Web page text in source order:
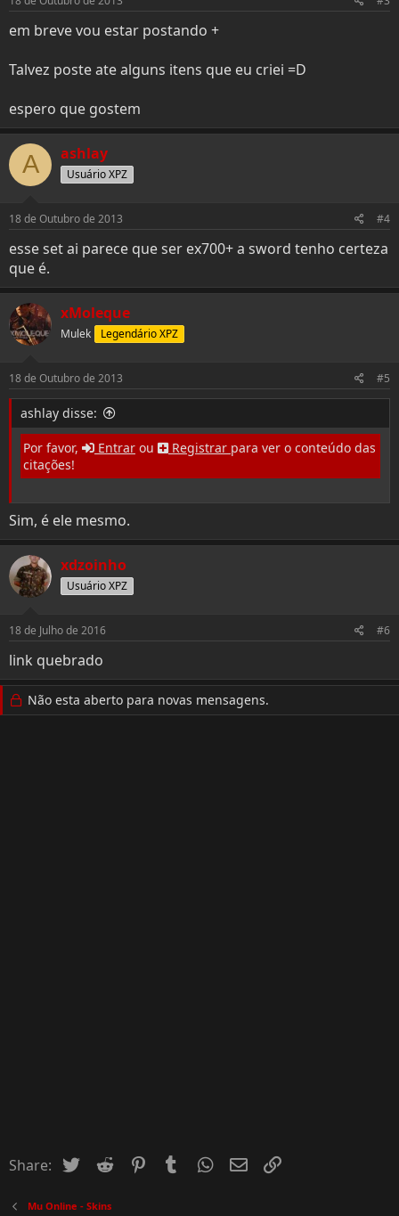
em breve vou estar postando +
Talvez poste ate alguns itens que eu criei =D
espero que gostem
A ashlay
Usuário XPZ
18 de Outubro de 2013 #4
esse set ai parece que ser ex700+ a sword tenho certeza
que é.
xMoleque
Mulek Legendário XPZ
18 de Outubro de 2013 #5
ashlay disse:
Por favor, Entrar ou Registrar para ver o conteúdo das
citações!
Sim, é ele mesmo.
xdzoinho
Usuário XPZ
18 de Julho de 2016 #6
link quebrado
Não esta aberto para novas mensagens.
Share: Twitter Reddit PinterestTumblrWhatsApp
Email
Mu Online - Skins